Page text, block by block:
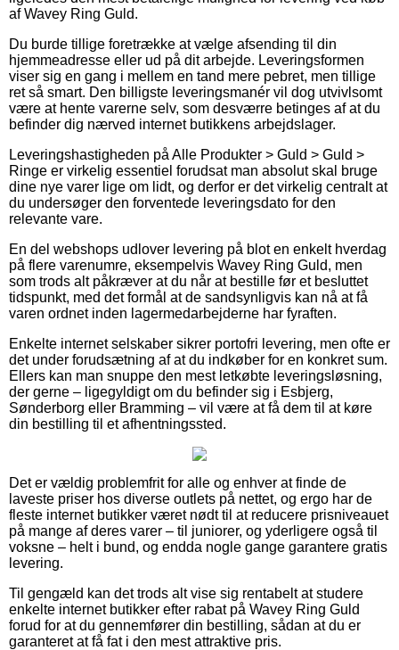
af Wavey Ring Guld.
Du burde tillige foretrække at vælge afsending til din
hjemmeadresse eller ud på dit arbejde. Leveringsformen
viser sig en gang i mellem en tand mere pebret, men tillige
ret så smart. Den billigste leveringsmanér vil dog utvivlsomt
være at hente varerne selv, som desværre betinges af at du
befinder dig nærved internet butikkens arbejdslager.
Leveringshastigheden på Alle Produkter > Guld > Guld >
Ringe er virkelig essentiel forudsat man absolut skal bruge
dine nye varer lige om lidt, og derfor er det virkelig centralt at
du undersøger den forventede leveringsdato for den
relevante vare.
En del webshops udlover levering på blot en enkelt hverdag
på flere varenumre, eksempelvis Wavey Ring Guld, men
som trods alt påkræver at du når at bestille før et besluttet
tidspunkt, med det formål at de sandsynligvis kan nå at få
varen ordnet inden lagermedarbejderne har fyraften.
Enkelte internet selskaber sikrer portofri levering, men ofte er
det under forudsætning af at du indkøber for en konkret sum.
Ellers kan man snuppe den mest letkøbte leveringsløsning,
der gerne – ligegyldigt om du befinder sig i Esbjerg,
Sønderborg eller Bramming – vil være at få dem til at køre
din bestilling til et afhentningssted.
Det er vældig problemfrit for alle og enhver at finde de
laveste priser hos diverse outlets på nettet, og ergo har de
fleste internet butikker været nødt til at reducere prisniveauet
på mange af deres varer – til juniorer, og yderligere også til
voksne – helt i bund, og endda nogle gange garantere gratis
levering.
Til gengæld kan det trods alt vise sig rentabelt at studere
enkelte internet butikker efter rabat på Wavey Ring Guld
forud for at du gennemfører din bestilling, sådan at du er
garanteret at få fat i den mest attraktive pris.